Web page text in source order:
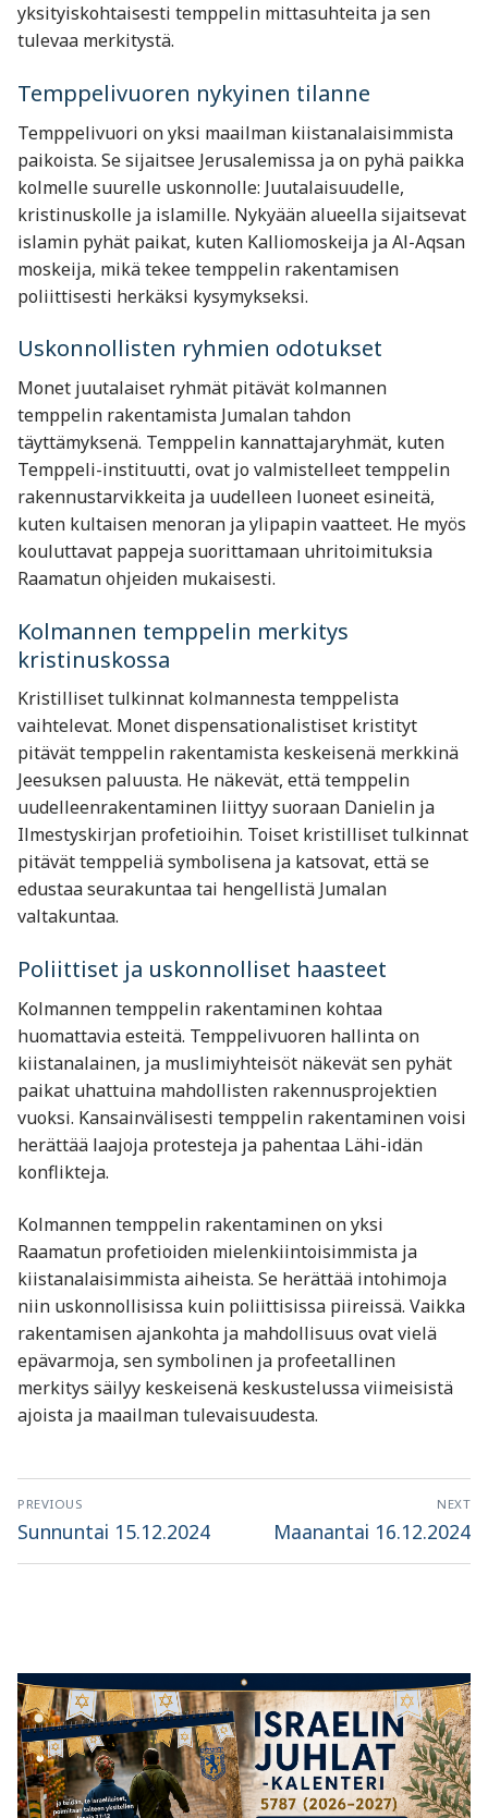
yksityiskohtaisesti temppelin mittasuhteita ja sen
tulevaa merkitystä.
Temppelivuoren nykyinen tilanne
Temppelivuori on yksi maailman kiistanalaisimmista
paikoista. Se sijaitsee Jerusalemissa ja on pyhä paikka
kolmelle suurelle uskonnolle: Juutalaisuudelle,
kristinuskolle ja islamille. Nykyään alueella sijaitsevat
islamin pyhät paikat, kuten Kalliomoskeija ja Al-Aqsan
moskeija, mikä tekee temppelin rakentamisen
poliittisesti herkäksi kysymykseksi.
Uskonnollisten ryhmien odotukset
Monet juutalaiset ryhmät pitävät kolmannen
temppelin rakentamista Jumalan tahdon
täyttämyksenä. Temppelin kannattajaryhmät, kuten
Temppeli-instituutti, ovat jo valmistelleet temppelin
rakennustarvikkeita ja uudelleen luoneet esineitä,
kuten kultaisen menoran ja ylipapin vaatteet. He myös
kouluttavat pappeja suorittamaan uhritoimituksia
Raamatun ohjeiden mukaisesti.
Kolmannen temppelin merkitys
kristinuskossa
Kristilliset tulkinnat kolmannesta temppelista
vaihtelevat. Monet dispensationalistiset kristityt
pitävät temppelin rakentamista keskeisenä merkkinä
Jeesuksen paluusta. He näkevät, että temppelin
uudelleenrakentaminen liittyy suoraan Danielin ja
Ilmestyskirjan profetioihin. Toiset kristilliset tulkinnat
pitävät temppeliä symbolisena ja katsovat, että se
edustaa seurakuntaa tai hengellistä Jumalan
valtakuntaa.
Poliittiset ja uskonnolliset haasteet
Kolmannen temppelin rakentaminen kohtaa
huomattavia esteitä. Temppelivuoren hallinta on
kiistanalainen, ja muslimiyhteisöt näkevät sen pyhät
paikat uhattuina mahdollisten rakennusprojektien
vuoksi. Kansainvälisesti temppelin rakentaminen voisi
herättää laajoja protesteja ja pahentaa Lähi-idän
konflikteja.
Kolmannen temppelin rakentaminen on yksi
Raamatun profetioiden mielenkiintoisimmista ja
kiistanalaisimmista aiheista. Se herättää intohimoja
niin uskonnollisissa kuin poliittisissa piireissä. Vaikka
rakentamisen ajankohta ja mahdollisuus ovat vielä
epävarmoja, sen symbolinen ja profeetallinen
merkitys säilyy keskeisenä keskustelussa viimeisistä
ajoista ja maailman tulevaisuudesta.
Artikkelien
selaus
PREVIOUS
Previous
Sunnuntai 15.12.2024
NEXT
Next
Maanantai 16.12.2024